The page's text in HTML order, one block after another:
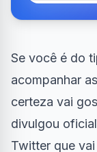
Se você é do
acompanhar
certeza vai
divulgou
Twitter que